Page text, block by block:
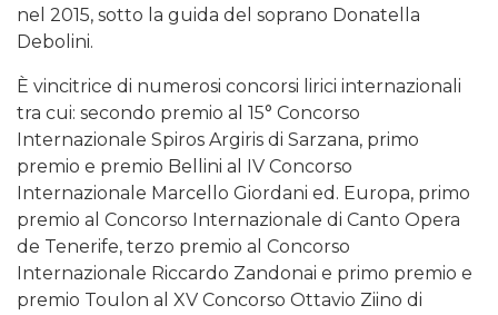
nel 2015, sotto la guida del soprano Donatella
Debolini.
È vincitrice di numerosi concorsi lirici internazionali
tra cui: secondo premio al 15° Concorso
Internazionale Spiros Argiris di Sarzana, primo
premio e premio Bellini al IV Concorso
Internazionale Marcello Giordani ed. Europa, primo
premio al Concorso Internazionale di Canto Opera
de Tenerife, terzo premio al Concorso
Internazionale Riccardo Zandonai e primo premio e
premio Toulon al XV Concorso Ottavio Ziino di